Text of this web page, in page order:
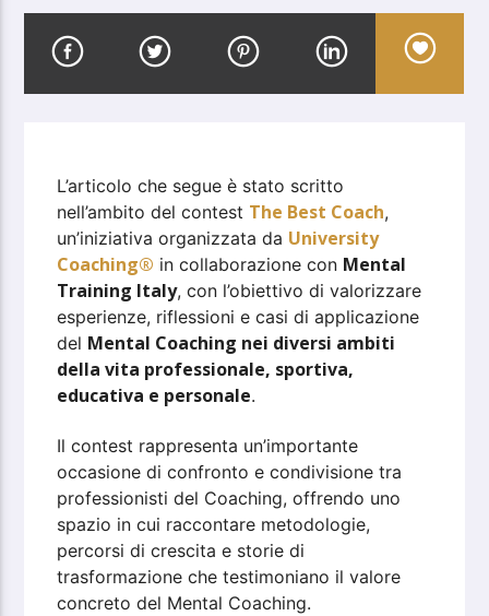
L’articolo che segue è stato scritto
nell’ambito del contest The Best Coach,
un’iniziativa organizzata da University
Coaching® in collaborazione con Mental
Training Italy, con l’obiettivo di valorizzare
esperienze, riflessioni e casi di applicazione
del Mental Coaching nei diversi ambiti
della vita professionale, sportiva,
educativa e personale.
Il contest rappresenta un’importante
occasione di confronto e condivisione tra
professionisti del Coaching, offrendo uno
spazio in cui raccontare metodologie,
percorsi di crescita e storie di
trasformazione che testimoniano il valore
concreto del Mental Coaching.